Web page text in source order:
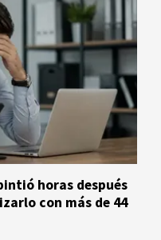
horas después
con más de 44